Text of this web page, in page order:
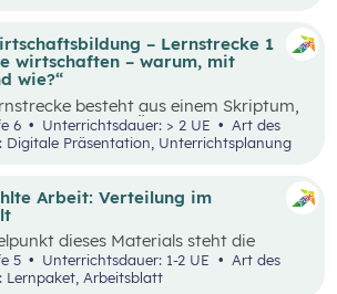
Arbeit: Verteilung im
dieses Materials steht die
mit (unbezahlter) Arbeit
Verteilung. Der Schwerpunkt liegt
5 Unterrichtsdauer: 1-2 UE
Lernpaket, Arbeitsblatt
zu machen. Das vorliegende Lehr-
setzt sich aus zwei
aufbauenden Teilen zusammen, die
werden können.
– Lernstrecke 1
wirtschaften – warum, mit
wie?“
besteht aus einem Skriptum,
dient einen Überblick über die
Lernstrecke zu erhalten. Mit
Unterrichtsgegenstand
entwickeln Fähigkeiten,
und Verhaltensbereitschaften, die
geprägten Lebenssituationen
Diese sollen ihnen dabei helfen,
Herausforderungen, Aufgaben
erkennen, analysieren,
6 Unterrichtsdauer: > 2 UE
Digitale Präsentation, Unterrichtsplanung